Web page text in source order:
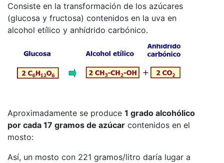
Consiste en la transformación de los azúcares
(glucosa y fructosa) contenidos en la uva en
alcohol etílico y anhídrido carbónico.
Aproximadamente se produce 1 grado alcohólico
por cada 17 gramos de azúcar contenidos en el
mosto:
Así, un mosto con 221 gramos/litro daría lugar a